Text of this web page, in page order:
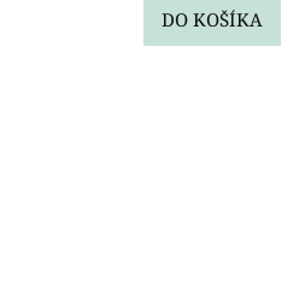
DO KOŠÍKA